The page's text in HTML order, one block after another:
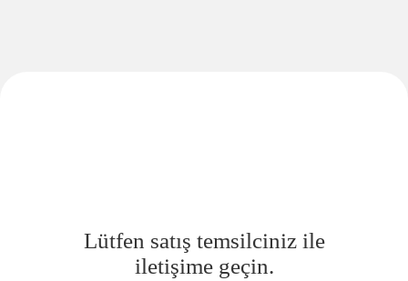
Lütfen satış temsilciniz ile
iletişime geçin.